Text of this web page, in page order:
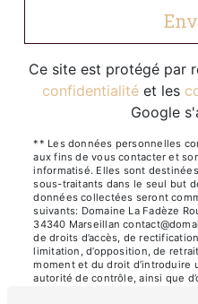
Ce site est protégé par
confidentialité et les
Google
** Les données personnelles
aux fins de vous contacter et
informatisé. Elles sont
sous-traitants dans le seul but
données collectées seront
suivants: Domaine La Fadèze
34340 Marseillan
de droits d’accès, de
limitation, d’opposition, de
moment et du droit d’introduire
autorité de contrôle, ainsi que
post-mortem. Vous pouvez